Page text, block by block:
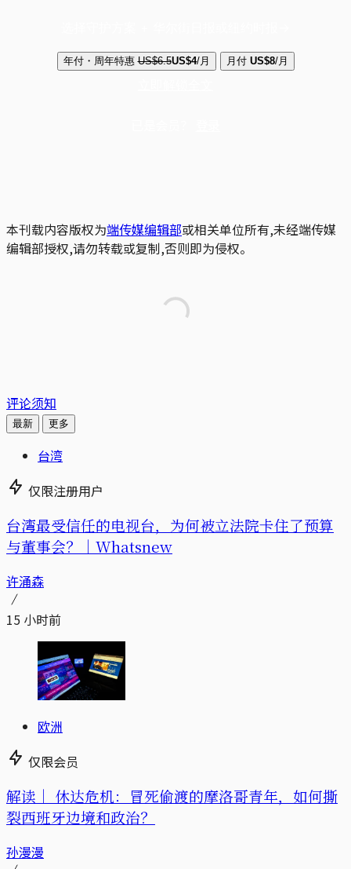
年付・周年特惠 US$6.5US$4/月 月付 US$8/月
本刊载内容版权为端传媒编辑部或相关单位所有,未经端传媒
编辑部授权,请勿转载或复制,否则即为侵权。
评论须知
最新 更多
台湾
仅限注册用户
台湾最受信任的电视台，为何被立法院卡住了预算
与董事会？｜Whatsnew
许涌森
15 小时前
欧洲
仅限会员
解读｜ 休达危机：冒死偷渡的摩洛哥青年，如何撕
裂西班牙边境和政治？
孙漫漫